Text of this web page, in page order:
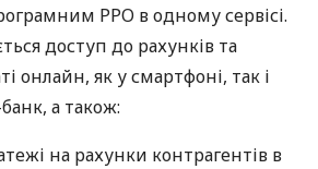
РРО в одному сервісі.
доступ до рахунків та
онлайн, як у смартфоні, так і
а також:
на рахунки контрагентів в